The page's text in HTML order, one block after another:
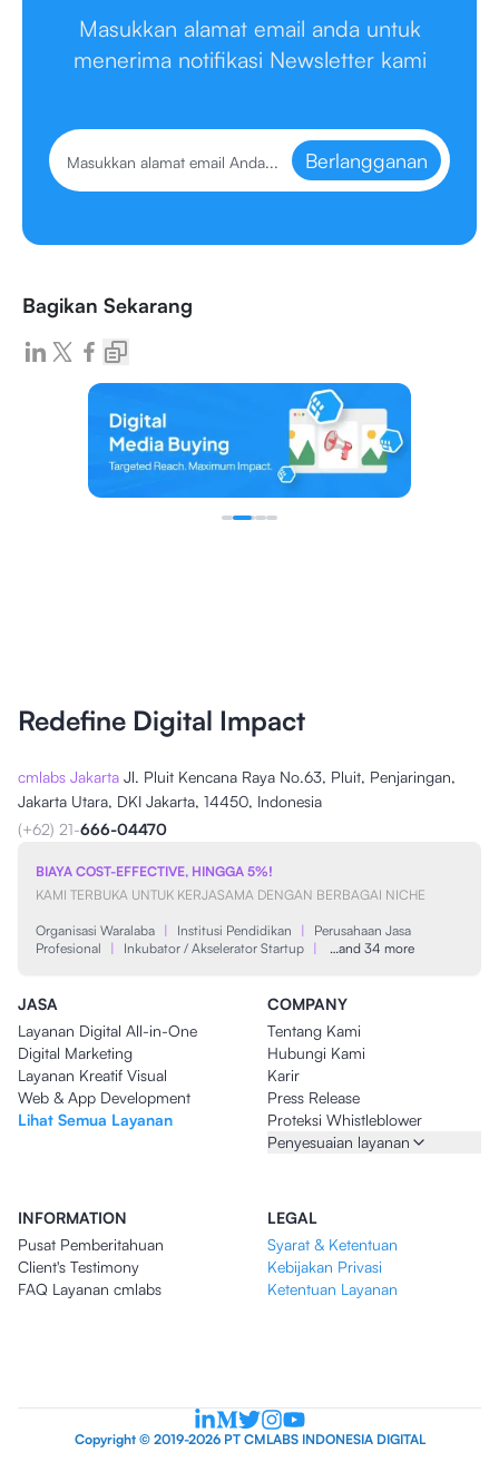
Masukkan alamat email anda untuk
menerima notifikasi Newsletter kami
Berlangganan
Bagikan Sekarang
Redefine Digital Impact
cmlabs Jakarta Jl. Pluit Kencana Raya No.63, Pluit, Penjaringan,
Jakarta Utara, DKI Jakarta, 14450, Indonesia
(+62) 21-666-04470
BIAYA COST-EFFECTIVE, HINGGA 5%!
KAMI TERBUKA UNTUK KERJASAMA DENGAN BERBAGAI NICHE
Organisasi Waralaba | Institusi Pendidikan |
Perusahaan Jasa
Profesional
| Inkubator / Akselerator Startup | …and 34 more
JASA
Layanan Digital All-in-One
Digital Marketing
Layanan Kreatif Visual
Web & App Development
Lihat Semua Layanan
COMPANY
Tentang Kami
Hubungi Kami
Karir
Press Release
Proteksi Whistleblower
Penyesuaian layanan
INFORMATION
Pusat Pemberitahuan
Client's Testimony
FAQ Layanan cmlabs
LEGAL
Syarat & Ketentuan
Kebijakan Privasi
Ketentuan Layanan
Copyright © 2019-2026 PT CMLABS INDONESIA DIGITAL